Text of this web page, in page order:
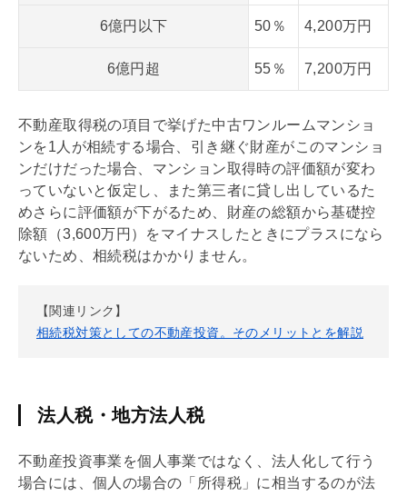
6億円以下 50％ 4,200万円
6億円超 55％ 7,200万円
不動産取得税の項目で挙げた中古ワンルームマンショ
ンを1人が相続する場合、引き継ぐ財産がこのマンショ
ンだけだった場合、マンション取得時の評価額が変わ
っていないと仮定し、また第三者に貸し出しているた
めさらに評価額が下がるため、財産の総額から基礎控
除額（3,600万円）をマイナスしたときにプラスになら
ないため、 相続税はかかりません。
【関連リンク】
相続税対策としての不動産投資。そのメリットとを解説
法人税・地方法人税
不動産投資事業を個人事業ではなく、法人化して行う
場合には、個人の場合の「所得税」に相当するのが法